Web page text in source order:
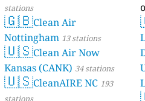
stations
🇬🇧Clean Air
Nottingham 13 stations
🇺🇸Clean Air Now
Kansas (CANK) 34 stations
🇺🇸CleanAIRE NC 193
stations